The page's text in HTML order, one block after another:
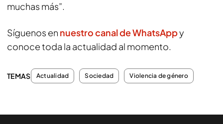
muchas más”.
Síguenos en nuestro canal de WhatsAppy
conoce toda la actualidad al momento.
TEMAS Actualidad Sociedad Violencia de género